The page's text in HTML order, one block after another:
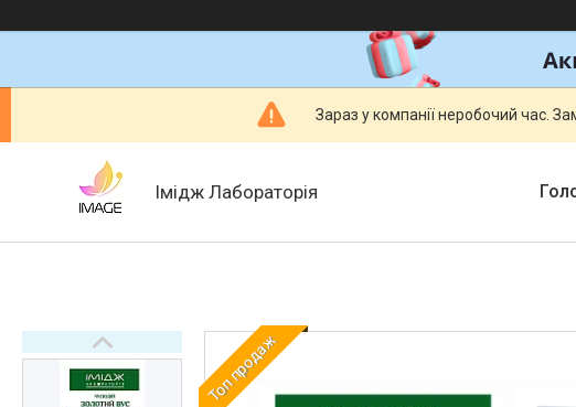
Зараз у компанії неробочий час.
Імідж Лабораторія
Топ продаж